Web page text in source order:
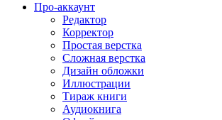
Про-аккаунт
Редактор
Корректор
Простая верстка
Сложная верстка
Дизайн обложки
Иллюстрации
Тираж книги
Аудиокнига